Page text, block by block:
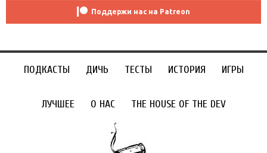
Поддержи нас на Patreon
ПОДКАСТЫ ДИЧЬ ТЕСТЫ ИСТОРИЯ ИГРЫ
ЛУЧШЕЕ О НАС THE HOUSE OF THE DEV